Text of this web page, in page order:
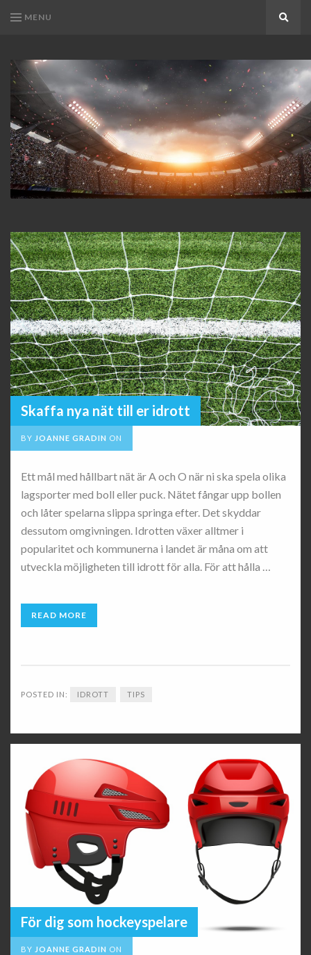
MENU
Skaffa nya nät till er idrott
BY JOANNE GRADIN ON
Ett mål med hållbart nät är A och O när ni ska spela olika
lagsporter med boll eller puck. Nätet fångar upp bollen
och låter spelarna slippa springa efter. Det skyddar
dessutom omgivningen. Idrotten växer alltmer i
popularitet och kommunerna i landet är måna om att
utveckla möjligheten till idrott för alla. För att hålla …
READ MORE
POSTED IN: IDROTT TIPS
För dig som hockeyspelare
BY JOANNE GRADIN ON